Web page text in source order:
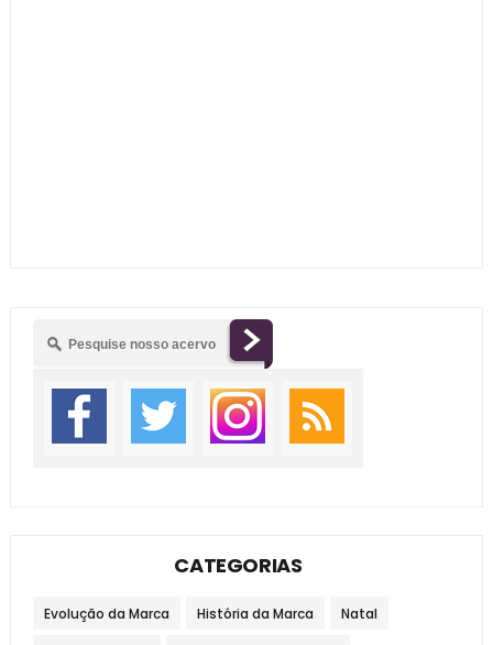
CATEGORIAS
Evolução da Marca História da Marca Natal